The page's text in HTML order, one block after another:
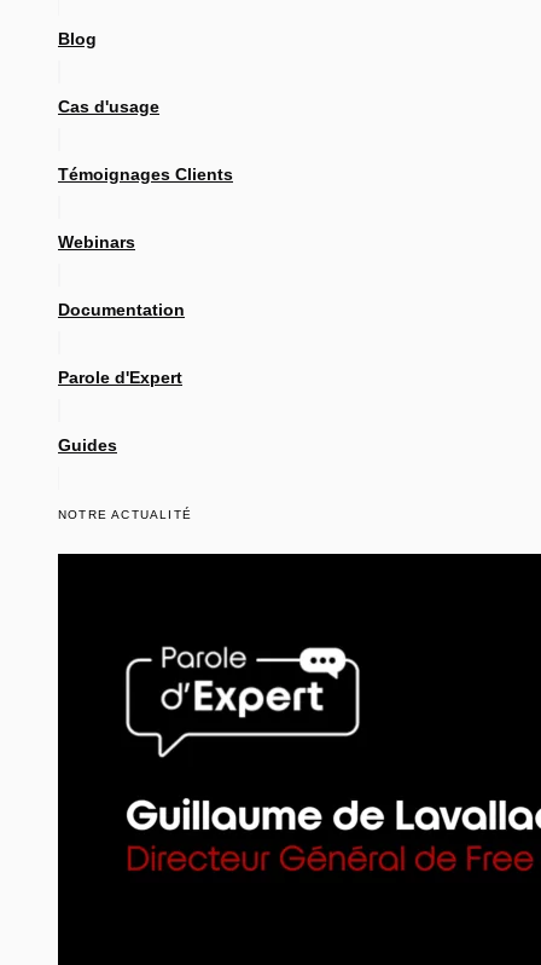
Blog
Cas d'usage
Témoignages Clients
Webinars
Documentation
Parole d'Expert
Guides
NOTRE ACTUALITÉ